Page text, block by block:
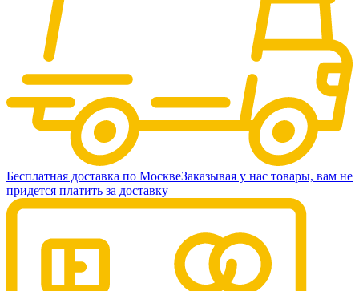
Бесплатная доставка по МосквеЗаказывая у нас товары, вам не
придется платить за доставку